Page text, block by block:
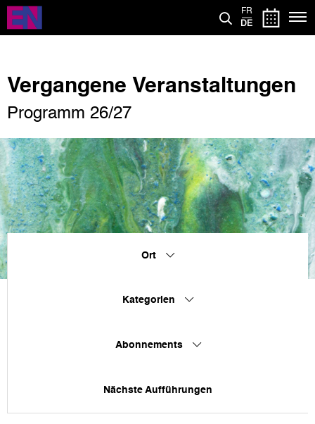
Direkt
zum
Inhalt
FR
DE
Vergangene Veranstaltungen
Programm 26/27
Ort
Kategorien
Abonnements
Nächste Aufführungen